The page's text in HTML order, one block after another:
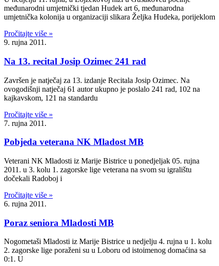
međunarodni umjetnički tjedan Hudek art 6, međunarodna
umjetnička kolonija u organizaciji slikara Željka Hudeka, porijeklom
Pročitajte više »
9. rujna 2011.
Na 13. recital Josip Ozimec 241 rad
Završen je natječaj za 13. izdanje Recitala Josip Ozimec. Na
ovogodišnji natječaj 61 autor ukupno je poslalo 241 rad, 102 na
kajkavskom, 121 na standardu
Pročitajte više »
7. rujna 2011.
Pobjeda veterana NK Mladost MB
Veterani NK Mladosti iz Marije Bistrice u ponedjeljak 05. rujna
2011. u 3. kolu 1. zagorske lige veterana na svom su igralištu
dočekali Radoboj i
Pročitajte više »
6. rujna 2011.
Poraz seniora Mladosti MB
Nogometaši Mladosti iz Marije Bistrice u nedjelju 4. rujna u 1. kolu
2. zagorske lige poraženi su u Loboru od istoimenog domaćina sa
0:1. U